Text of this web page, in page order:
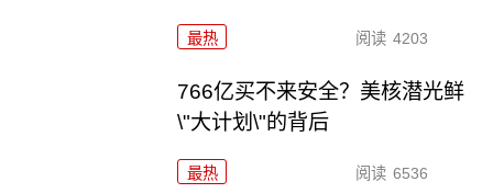
最热 阅读 4203
766亿买不来安全？美核潜光鲜
\"大计划\"的背后
最热 阅读 6536